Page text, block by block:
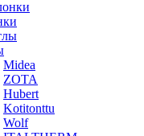
Midea
ZOTA
Hubert
Kotitonttu
Wolf